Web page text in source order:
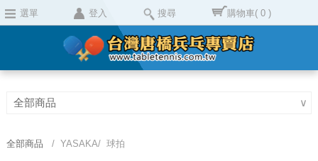
選單 登入 搜尋 購物車( 0 )
全部商品 ∨
全部商品 / YASAKA/ 球拍